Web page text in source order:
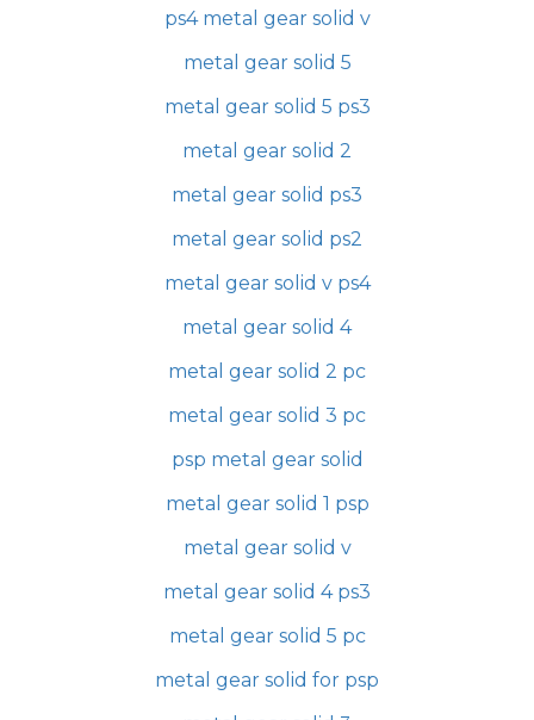
ps4 metal gear solid v
metal gear solid 5
metal gear solid 5 ps3
metal gear solid 2
metal gear solid ps3
metal gear solid ps2
metal gear solid v ps4
metal gear solid 4
metal gear solid 2 pc
metal gear solid 3 pc
psp metal gear solid
metal gear solid 1 psp
metal gear solid v
metal gear solid 4 ps3
metal gear solid 5 pc
metal gear solid for psp